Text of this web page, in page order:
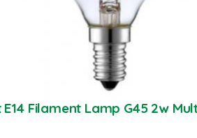
E14 Filament Lamp G45 2w